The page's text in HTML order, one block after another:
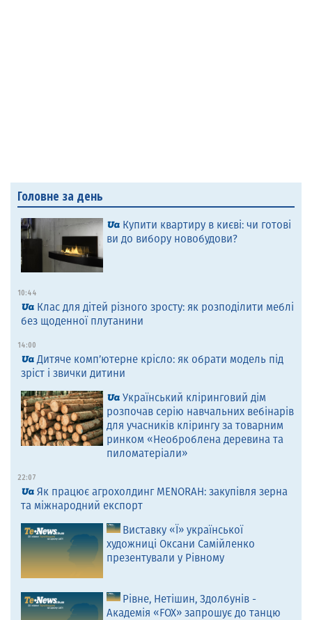
Головне за день
Купити квартиру в києві: чи готові
ви до вибору новобудови?
10:44
Клас для дітей різного зросту: як розподілити меблі
без щоденної плутанини
14:00
Дитяче комп’ютерне крісло: як обрати модель під
зріст і звички дитини
Український кліринговий дім
розпочав серію навчальних вебінарів
для учасників клірингу за товарним
ринком «Необроблена деревина та
пиломатеріали»
22:07
Як працює агрохолдинг MENORAH: закупівля зерна
та міжнародний експорт
Виставку «Ї» української
художниці Оксани Самійленко
презентували у Рівному
Рівне, Нетішин, Здолбунів -
Академія «FOX» запрошує до танцю